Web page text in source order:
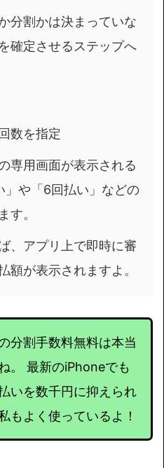
分割かは決まっていな
確定させるステップへ
数を指定
専用画面が表示される
」や「6回払い」などの
す。
、アプリ上で即時に審
額が表示されますよ。
分割手数料無料は本当
。 最新のiPhoneでも
いを数千円に抑えられ
もよく使っているよ！